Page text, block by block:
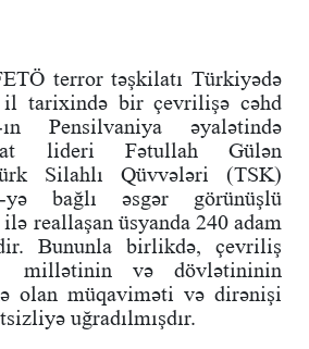
terror təşkilatı Türkiyədə
il tarixində bir çevrilişə cəhd
Pensilvaniya əyalətində
lideri Fətullah Gülən
Silahlı Qüvvələri (TSK)
yə bağlı əsgər görünüşlü
reallaşan üsyanda 240 adam
Bununla birlikdə, çevriliş
və dövlətininin
olan müqaviməti və dirənişi
uğradılmışdır.